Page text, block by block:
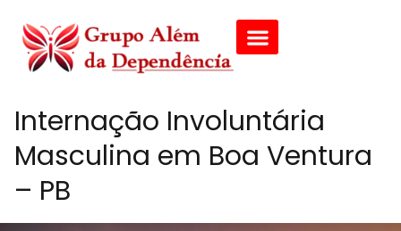
Internação Involuntária
Masculina em Boa Ventura
– PB